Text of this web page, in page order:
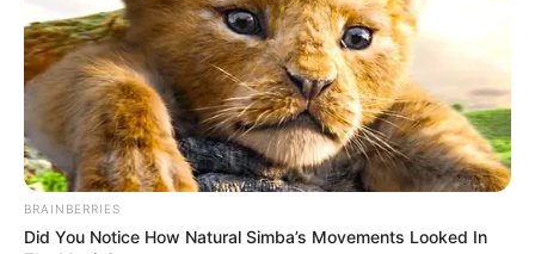
BRAINBERRIES
Did You Notice How Natural Simba’s Movements Looked In